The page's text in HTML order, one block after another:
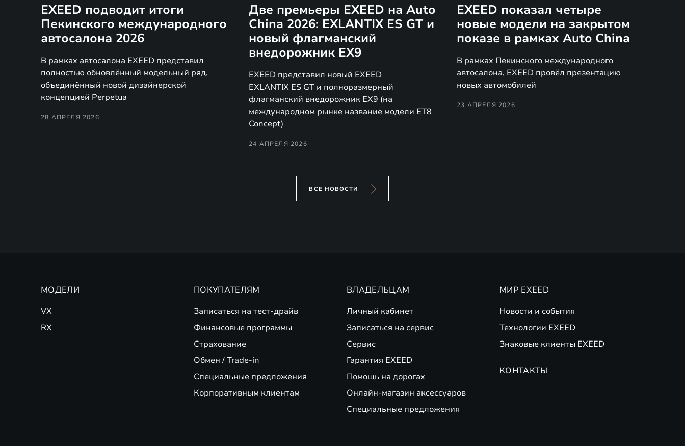
EXEED подводит итоги
Пекинского международного
автосалона 2026
В рамках автосалона EXEED представил
полностью обновлённый модельный ряд,
объединённый новой дизайнерской
концепцией Perpetua
28 АПРЕЛЯ 2026
Две премьеры EXEED на Auto
China 2026: EXLANTIX ES GT и
новый флагманский
внедорожник EX9
EXEED представил новый EXEED
EXLANTIX ES GT и полноразмерный
флагманский внедорожник EX9 (на
международном рынке название модели ET8
Concept)
24 АПРЕЛЯ 2026
EXEED показал четыре
новые модели на закрытом
показе в рамках Auto China
В рамках Пекинского международного
автосалона, EXEED провёл презентацию
новых автомобилей
23 АПРЕЛЯ 2026
ВСЕ НОВОСТИ
МОДЕЛИ
VX
RX
ПОКУПАТЕЛЯМ
Записаться на тест-драйв
Финансовые программы
Страхование
Обмен / Trade-in
Специальные предложения
Корпоративным клиентам
ВЛАДЕЛЬЦАМ
Личный кабинет
Записаться на сервис
Сервис
Гарантия EXEED
Помощь на дорогах
Онлайн-магазин аксессуаров
Специальные предложения
МИР EXEED
Новости и события
Технологии EXEED
Знаковые клиенты EXEED
КОНТАКТЫ